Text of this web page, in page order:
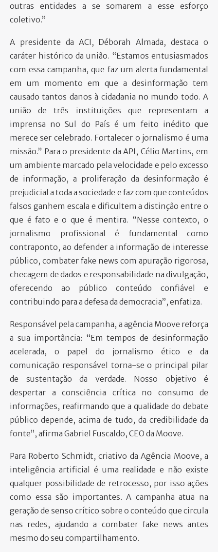
outras entidades a se somarem a esse esforço
coletivo.”
A presidente da ACI, Déborah Almada, destaca o
caráter histórico da união. “Estamos entusiasmados
com essa campanha, que faz um alerta fundamental
em um momento em que a desinformação tem
causado tantos danos à cidadania no mundo todo. A
união de três instituições que representam a
imprensa no Sul do País é um feito inédito que
merece ser celebrado. Fortalecer o jornalismo é uma
missão.” Para o presidente da API, Célio Martins, em
um ambiente marcado pela velocidade e pelo excesso
de informação, a proliferação da desinformação é
prejudicial a toda a sociedade e faz com que conteúdos
falsos ganhem escala e dificultem a distinção entre o
que é fato e o que é mentira. “Nesse contexto, o
jornalismo profissional é fundamental como
contraponto, ao defender a informação de interesse
público, combater fake news com apuração rigorosa,
checagem de dados e responsabilidade na divulgação,
oferecendo ao público conteúdo confiável e
contribuindo para a defesa da democracia”, enfatiza.
Responsável pela campanha, a agência Moove reforça
a sua importância: “Em tempos de desinformação
acelerada, o papel do jornalismo ético e da
comunicação responsável torna-se o principal pilar
de sustentação da verdade. Nosso objetivo é
despertar a consciência crítica no consumo de
informações, reafirmando que a qualidade do debate
público depende, acima de tudo, da credibilidade da
fonte”, afirma Gabriel Fuscaldo, CEO da Moove.
Para Roberto Schmidt, criativo da Agência Moove, a
inteligência artificial é uma realidade e não existe
qualquer possibilidade de retrocesso, por isso ações
como essa são importantes. A campanha atua na
geração de senso crítico sobre o conteúdo que circula
nas redes, ajudando a combater fake news antes
mesmo do seu compartilhamento.